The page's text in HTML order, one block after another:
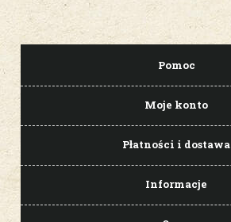
Pomoc
Moje konto
Płatności i dostawa
Informacje